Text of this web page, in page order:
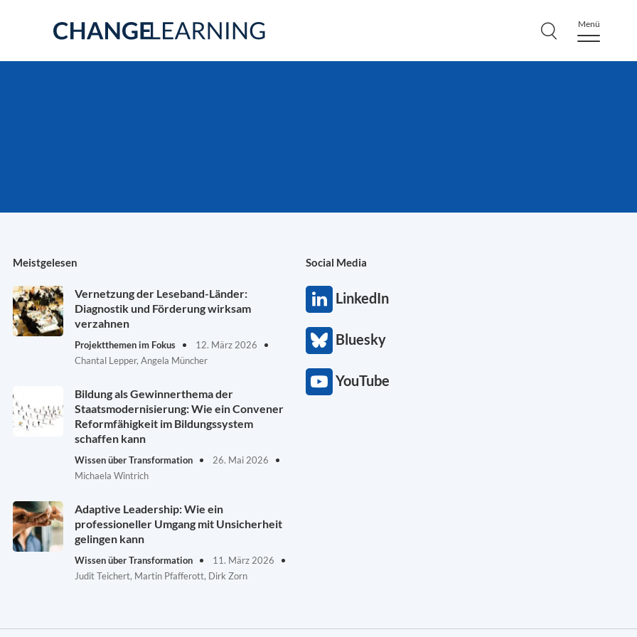
Menü
Meistgelesen
Vernetzung der Leseband-Länder:
Diagnostik und Förderung wirksam
verzahnen
Projektthemen im Fokus
12. März 2026
Chantal Lepper, Angela Müncher
Bildung als Gewinnerthema der
Staatsmodernisierung: Wie ein Convener
Reformfähigkeit im Bildungssystem
schaffen kann
Wissen über Transformation
26. Mai 2026
Michaela Wintrich
Adaptive Leadership: Wie ein
professioneller Umgang mit Unsicherheit
gelingen kann
Wissen über Transformation
11. März 2026
Judit Teichert, Martin Pfafferott, Dirk Zorn
Social Media
LinkedIn
Bluesky
YouTube